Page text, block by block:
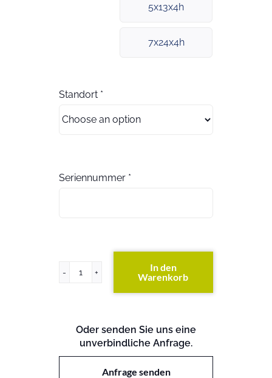
5x13x4h
7x24x4h
Standort *
Seriennummer *
PowerEdge
In den
Warenkorb
Oder senden Sie uns eine
unverbindliche Anfrage.
Anfrage senden